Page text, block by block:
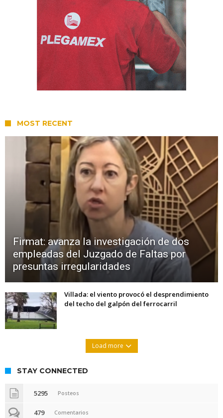
MOST RECENT
Firmat: avanza la investigación de dos
empleadas del Juzgado de Faltas por
presuntas irregularidades
Villada: el viento provocó el desprendimiento
del techo del galpón del ferrocarril
Load more
STAY CONNECTED
5295 Posteos
479 Comentarios